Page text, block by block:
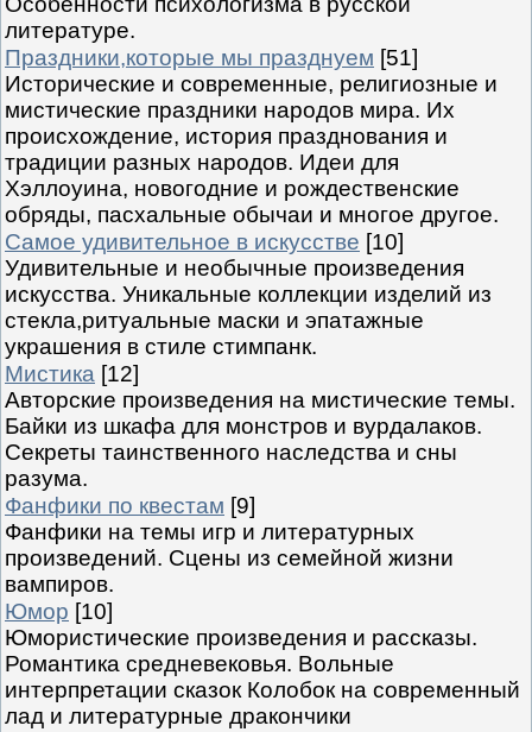
литературе.
Праздники,которые мы празднуем [51]
Исторические и современные, религиозные и
мистические праздники народов мира. Их
происхождение, история празднования и
традиции разных народов. Идеи для
Хэллоуина, новогодние и рождественские
обряды, пасхальные обычаи и многое другое.
Самое удивительное в искусстве [10]
Удивительные и необычные произведения
искусства. Уникальные коллекции изделий из
стекла,ритуальные маски и эпатажные
украшения в стиле стимпанк.
Мистика [12]
Авторские произведения на мистические темы.
Байки из шкафа для монстров и вурдалаков.
Секреты таинственного наследства и сны
разума.
Фанфики по квестам [9]
Фанфики на темы игр и литературных
произведений. Сцены из семейной жизни
вампиров.
Юмор [10]
Юмористические произведения и рассказы.
Романтика средневековья. Вольные
интерпретации сказок Колобок на современный
лад и литературные дракончики